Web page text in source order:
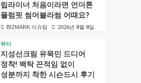
립라이너 처음이라면 언더톤
플럼핏 썸머블라썸 어때요?
BIZMARK 이슈팀 2026년 8월 8일
뷰티
지성선크림 유목민 드디어
정착! 백탁 끈적임 없이
성분까지 착한 시슨드시 후기